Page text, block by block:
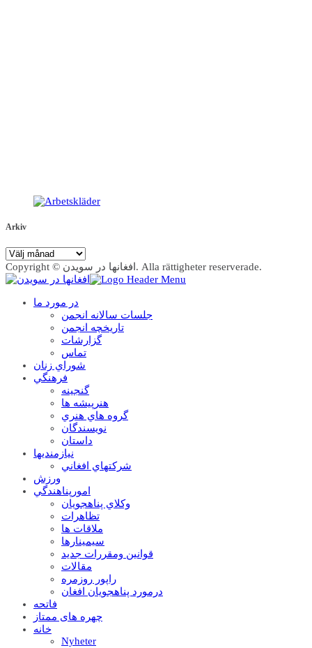
Arkiv
Arkiv
Copyright © افغانها در سویدن. Alla rättigheter reserverade.
در مورد ما
جلسات سالانه انجمن
تاریخچه انجمن
گزارشات
تماس
شوراي زنان
فرهنگي
گنجينه
هنرپيشه ها
گروه هاي هنري
نويسندگان
داستان
نيازمنديها
شرکتهاي افغاني
ورزش
امورپناهندگي
وکلاي پناهجويان
تظاهرات
ملاقات ها
سيمينارها
قوانين ومقررات جديد
مقالات
راپور روزمره
درمورد پناهجويان افغان
فاتحه
چهره های ممتاز
خانه
Nyheter